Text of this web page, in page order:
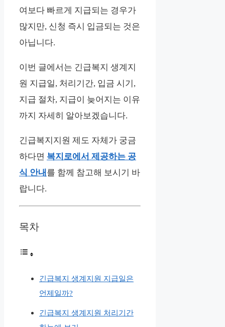
여보다 빠르게 지급되는 경우가
많지만, 신청 즉시 입금되는 것은
아닙니다.
이번 글에서는 긴급복지 생계지
원 지급일, 처리기간, 입금 시기,
지급 절차, 지급이 늦어지는 이유
까지 자세히 알아보겠습니다.
긴급복지지원 제도 자체가 궁금
하다면 복지로에서 제공하는 공
식 안내 를 함께 참고해 보시기 바
랍니다.
목차
긴급복지 생계지원 지급일은
언제일까?
긴급복지 생계지원 처리기간